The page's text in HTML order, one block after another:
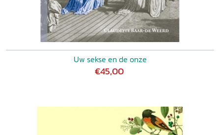
Uw sekse en de onze
€45,00